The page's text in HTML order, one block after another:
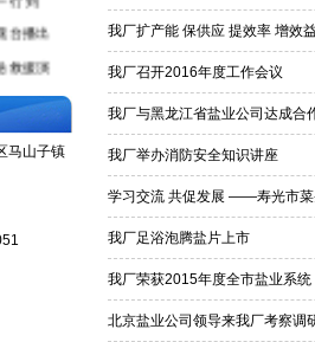
台播出
援演
启动
马山子镇
我厂扩产能 保供应 提效率 增效
我厂召开2016年度工作会议
我厂与黑龙江省盐业公司达成合
我厂举办消防安全知识讲座
学习交流 共促发展 ——寿光市菜
我厂足浴泡腾盐片上市
我厂荣获2015年度全市盐业系
北京盐业公司领导来我厂考察调